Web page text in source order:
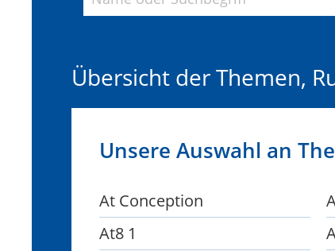
Übersicht der Themen,
Unsere Auswahl an
At Conception
At8 1